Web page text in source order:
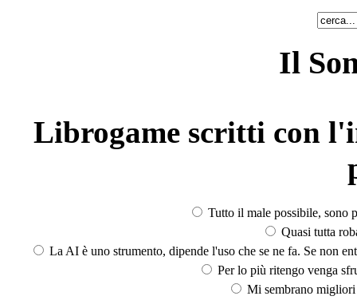
Il
Librogame scritti con
Tutto il male possibile, sono
Quasi tutta
La AI è uno strumento, dipende l'uso che se ne fa. Se non
Per lo più ritengo venga
Mi sembrano